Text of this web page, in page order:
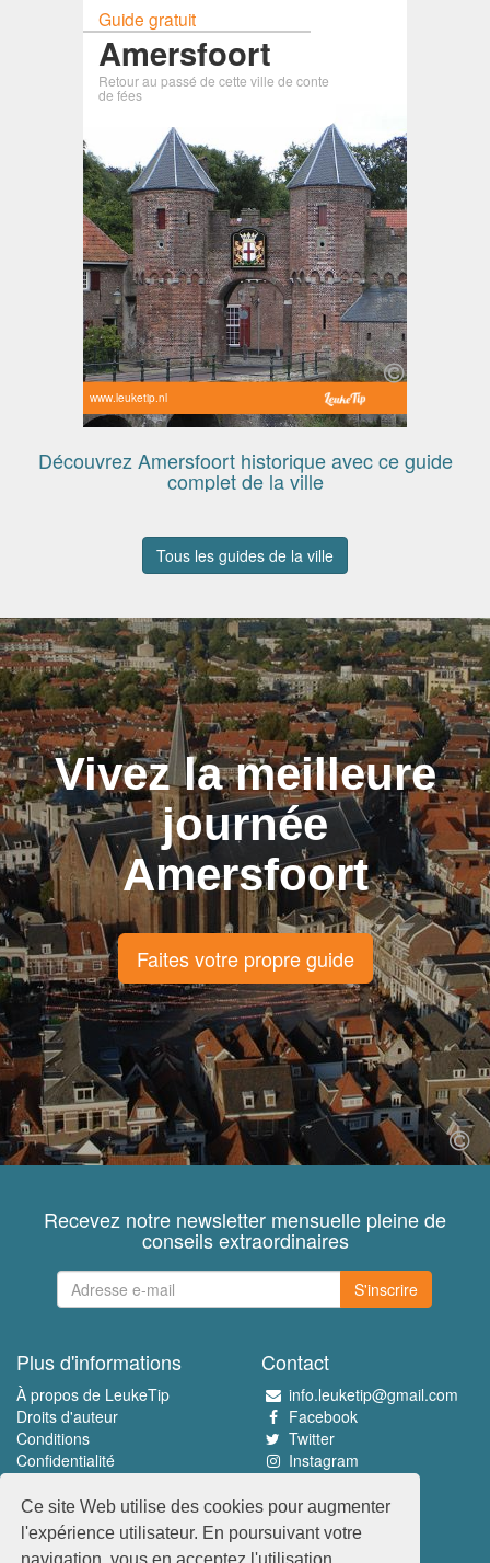
Ce site Web utilise des cookies pour augmenter
l'expérience utilisateur. En poursuivant votre
navigation, vous en acceptez l'utilisation.
Guide gratuit
Amersfoort
Retour au passé de cette ville de conte
de fées
www.leuketip.nl
Découvrez Amersfoort historique avec ce guide
complet de la ville
Tous les guides de la ville
Vivez la meilleure
journée
Amersfoort
Faites votre propre guide
Recevez notre newsletter mensuelle pleine de
conseils extraordinaires
S'inscrire
Plus d'informations
À propos de LeukeTip
Droits d'auteur
Conditions
Confidentialité
Contact
info.leuketip@gmail.com
Facebook
Twitter
Instagram
Découvrez le meilleur
www.leuketip.nl